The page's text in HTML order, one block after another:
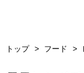
トップ フード